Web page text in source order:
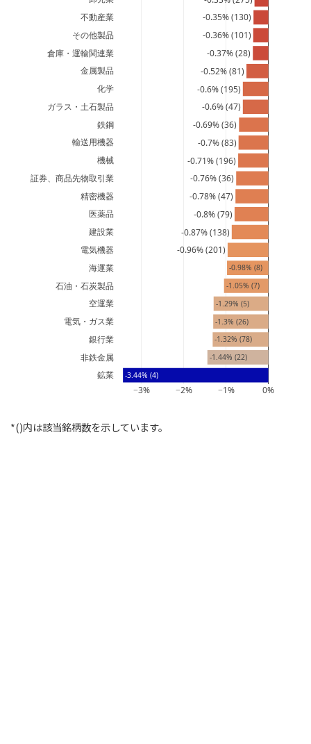
-3.44% (4)
-1.44% (22)
-1.32% (78)
-1.3% (26)
-1.29% (5)
-1.05% (7)
-0.98% (8)
-0.96% (201)
-0.87% (138)
-0.8% (79)
-0.78% (47)
-0.76% (36)
-0.71% (196)
-0.7% (83)
-0.69% (36)
-0.6% (47)
-0.6% (195)
-0.52% (81)
-0.37% (28)
-0.36% (101)
-0.35% (130)
−3% −2% −1% 0%
鉱業
非鉄金属
銀行業
電気・ガス業
空運業
石油・石炭製品
海運業
電気機器
建設業
医薬品
精密機器
証券、商品先物取引業
機械
輸送用機器
鉄鋼
ガラス・土石製品
化学
金属製品
倉庫・運輸関連業
その他製品
不動産業
*()内は該当銘柄数を示しています。